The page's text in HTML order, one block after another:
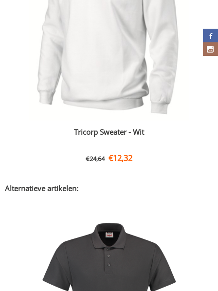
Tricorp Sweater - Wit
€24,64 €12,32
Alternatieve artikelen: